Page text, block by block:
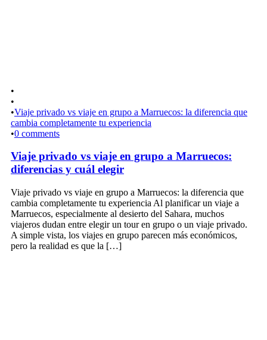
•
•
•Viaje privado vs viaje en grupo a Marruecos: la diferencia que
cambia completamente tu experiencia
•0 comments
Viaje privado vs viaje en grupo a Marruecos:
diferencias y cuál elegir
Viaje privado vs viaje en grupo a Marruecos: la diferencia que
cambia completamente tu experiencia Al planificar un viaje a
Marruecos, especialmente al desierto del Sahara, muchos
viajeros dudan entre elegir un tour en grupo o un viaje privado.
A simple vista, los viajes en grupo parecen más económicos,
pero la realidad es que la […]